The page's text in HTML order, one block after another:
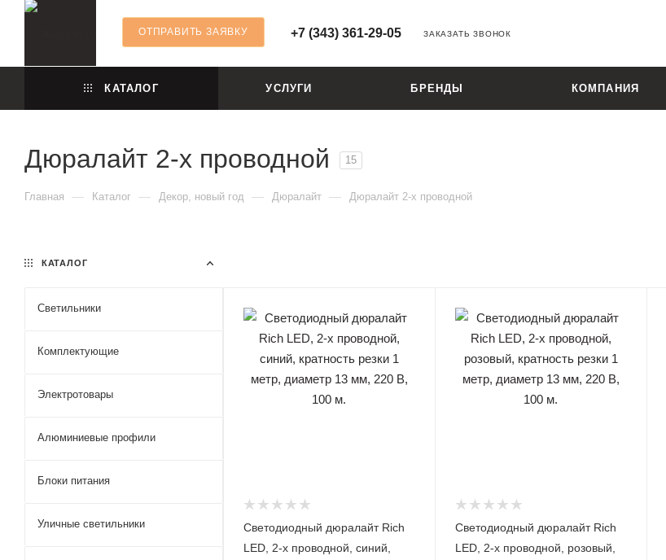
ОТПРАВИТЬ ЗАЯВКУ +7 (343) 361-29-05 ЗАКАЗАТЬ ЗВОНОК
КАТАЛОГ УСЛУГИ БРЕНДЫ КОМПАНИЯ
Дюралайт 2-х проводной 15
Главная — Каталог — Декор, новый год — Дюралайт — Дюралайт 2-х проводной
Светодиодный дюралайт Rich
LED, 2-х проводной, синий,
Светодиодный дюралайт Rich
LED, 2-х проводной, розовый,
КАТАЛОГ
Светильники
Комплектующие
Электротовары
Алюминиевые профили
Блоки питания
Уличные светильники